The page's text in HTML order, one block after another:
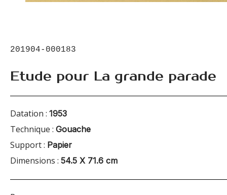
201904-000183
Etude pour La grande parade
Datation : 1953
Technique : Gouache
Support : Papier
Dimensions : 54.5 X 71.6 cm